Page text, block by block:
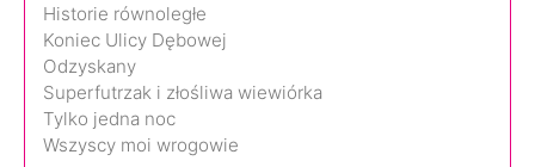
Historie równoległe
Koniec Ulicy Dębowej
Odzyskany
Superfutrzak i złośliwa wiewiórka
Tylko jedna noc
Wszyscy moi wrogowie